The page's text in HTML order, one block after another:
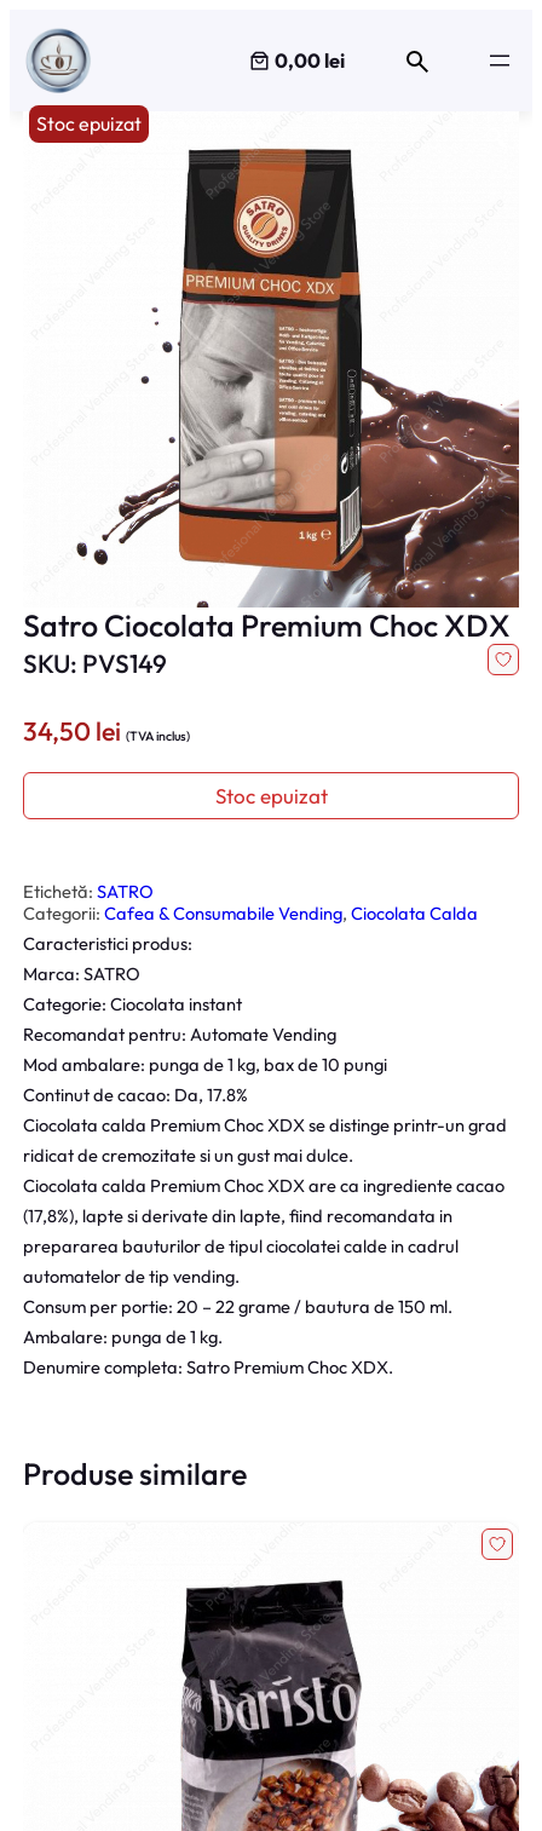
Sari
conținut
0,00 lei
Stoc epuizat
Satro Ciocolata Premium Choc XDX
SKU: PVS149
34,50lei (TVA inclus)
Stoc epuizat
Etichetă:SATRO
Categorii:Cafea & Consumabile Vending, Ciocolata Calda
Caracteristici produs:
Marca: SATRO
Categorie: Ciocolata instant
Recomandat pentru: Automate Vending
Mod ambalare: punga de 1 kg, bax de 10 pungi
Continut de cacao: Da, 17.8%
Ciocolata calda Premium Choc XDX se distinge printr-un grad
ridicat de cremozitate si un gust mai dulce.
Ciocolata calda Premium Choc XDX are ca ingrediente cacao
(17,8%), lapte si derivate din lapte, fiind recomandata in
prepararea bauturilor de tipul ciocolatei calde in cadrul
automatelor de tip vending.
Consum per portie: 20 – 22 grame / bautura de 150 ml.
Ambalare: punga de 1 kg.
Denumire completa: Satro Premium Choc XDX.
Produse similare